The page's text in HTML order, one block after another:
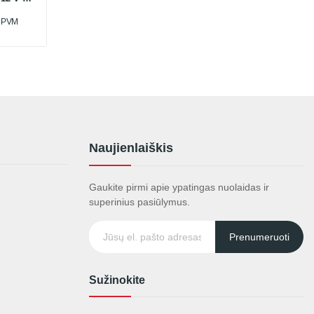
ir
Naujienlaiškis
Gaukite pirmi apie ypatingas nuolaidas ir
superinius pasiūlymus.
Prenumeruoti
Sužinokite